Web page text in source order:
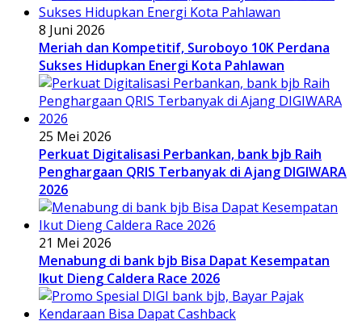
8 Juni 2026
Meriah dan Kompetitif, Suroboyo 10K Perdana
Sukses Hidupkan Energi Kota Pahlawan
25 Mei 2026
Perkuat Digitalisasi Perbankan, bank bjb Raih
Penghargaan QRIS Terbanyak di Ajang DIGIWARA
2026
21 Mei 2026
Menabung di bank bjb Bisa Dapat Kesempatan
Ikut Dieng Caldera Race 2026